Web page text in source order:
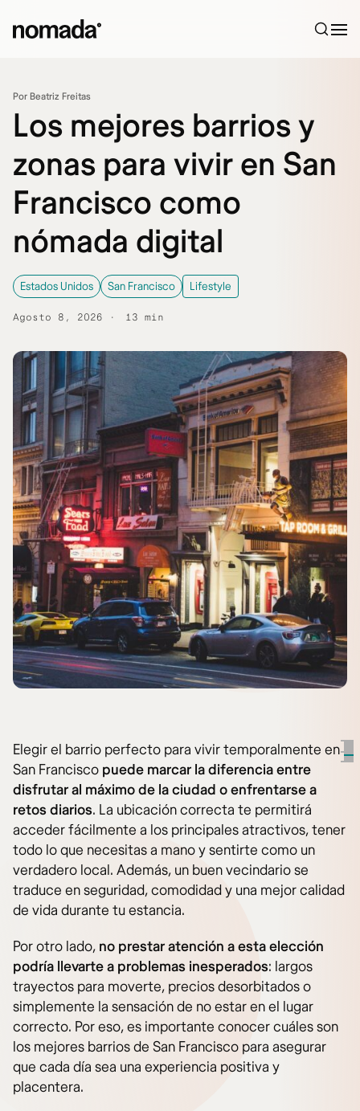
Por Beatriz Freitas
Los mejores barrios y
zonas para vivir en San
Francisco como
nómada digital
Estados Unidos San Francisco Lifestyle
Agosto 8, 2026 13 min
Elegir el barrio perfecto para vivir temporalmente en
San Francisco puede marcar la diferencia entre
disfrutar al máximo de la ciudad o enfrentarse a
retos diarios. La ubicación correcta te permitirá
acceder fácilmente a los principales atractivos, tener
todo lo que necesitas a mano y sentirte como un
verdadero local. Además, un buen vecindario se
traduce en seguridad, comodidad y una mejor calidad
de vida durante tu estancia.
Por otro lado, no prestar atención a esta elección
podría llevarte a problemas inesperados: largos
trayectos para moverte, precios desorbitados o
simplemente la sensación de no estar en el lugar
correcto. Por eso, es importante conocer cuáles son
los mejores barrios de San Francisco para asegurar
que cada día sea una experiencia positiva y
placentera.